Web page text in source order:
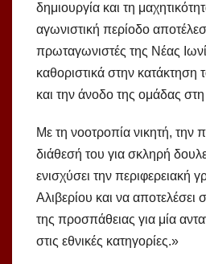
δημιουργία και τη
αγωνιστική περίοδο
πρωταγωνιστές της Νέας
καθοριστικά στην
και την άνοδο της ομάδας
Με τη νοοτροπία νικητή, την
διάθεσή του για σκληρή
ενισχύσει την περιφερειακή
Αλιβερίου και να αποτελέσει
της προσπάθειας για μία
στις εθνικές κατηγορίες.»